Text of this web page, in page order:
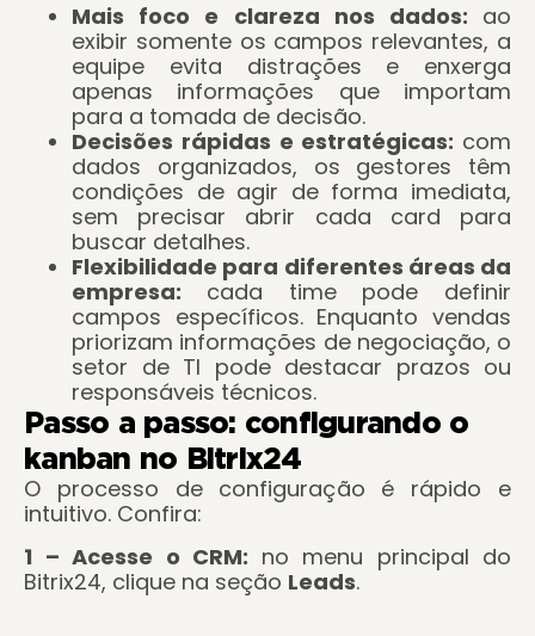
Mais foco e clareza nos dados: ao
exibir somente os campos relevantes, a
equipe evita distrações e enxerga
apenas informações que importam
para a tomada de decisão.
Decisões rápidas e estratégicas: com
dados organizados, os gestores têm
condições de agir de forma imediata,
sem precisar abrir cada card para
buscar detalhes.
Flexibilidade para diferentes áreas da
empresa: cada time pode definir
campos específicos. Enquanto vendas
priorizam informações de negociação, o
setor de TI pode destacar prazos ou
responsáveis técnicos.
Passo a passo: configurando o
kanban no Bitrix24
O processo de configuração é rápido e
intuitivo. Confira:
1 – Acesse o CRM: no menu principal do
Bitrix24, clique na seção Leads.